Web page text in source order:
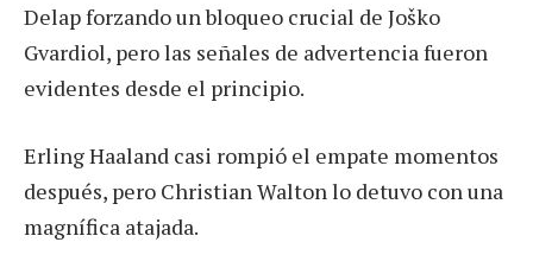
Delap forzando un bloqueo crucial de Joško
Gvardiol, pero las señales de advertencia fueron
evidentes desde el principio.
Erling Haaland casi rompió el empate momentos
después, pero Christian Walton lo detuvo con una
magnífica atajada.